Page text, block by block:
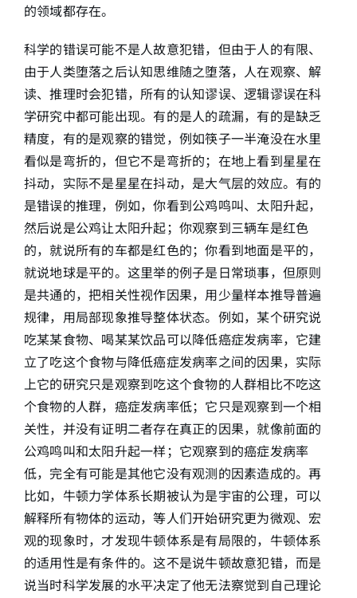
的领域都存在。
科学的错误可能不是人故意犯错，但由于人的有限、
由于人类堕落之后认知思维随之堕落，人在观察、解
读、推理时会犯错，所有的认知谬误、逻辑谬误在科
学研究中都可能出现。有的是人的疏漏，有的是缺乏
精度，有的是观察的错觉，例如筷子一半淹没在水里
看似是弯折的，但它不是弯折的；在地上看到星星在
抖动，实际不是星星在抖动，是大气层的效应。有的
是错误的推理，例如，你看到公鸡鸣叫、太阳升起，
然后说是公鸡让太阳升起；你观察到三辆车是红色
的，就说所有的车都是红色的；你看到地面是平的，
就说地球是平的。这里举的例子是日常琐事，但原则
是共通的，把相关性视作因果，用少量样本推导普遍
规律，用局部现象推导整体状态。例如，某个研究说
吃某某食物、喝某某饮品可以降低癌症发病率，它建
立了吃这个食物与降低癌症发病率之间的因果，实际
上它的研究只是观察到吃这个食物的人群相比不吃这
个食物的人群，癌症发病率低；它只是观察到一个相
关性，并没有证明二者存在真正的因果，就像前面的
公鸡鸣叫和太阳升起一样；它观察到的癌症发病率
低，完全有可能是其他它没有观测的因素造成的。再
比如，牛顿力学体系长期被认为是宇宙的公理，可以
解释所有物体的运动，等人们开始研究更为微观、宏
观的现象时，才发现牛顿体系是有局限的，牛顿体系
的适用性是有条件的。这不是说牛顿故意犯错，而是
说当时科学发展的水平决定了他无法察觉到自己理论